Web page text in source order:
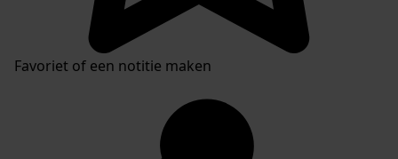
Favoriet of een notitie maken